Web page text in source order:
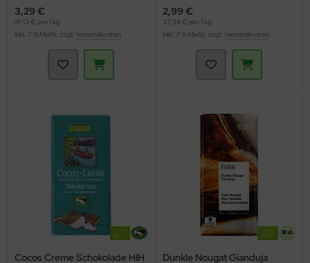
3,29 €
41,13 € pro 1 kg
inkl. 7 % MwSt. zzgl. Versandkosten
2,99 €
37,38 € pro 1 kg
inkl. 7 % MwSt. zzgl. Versandkosten
Cocos Creme Schokolade HIH
Dunkle Nougat Gianduja